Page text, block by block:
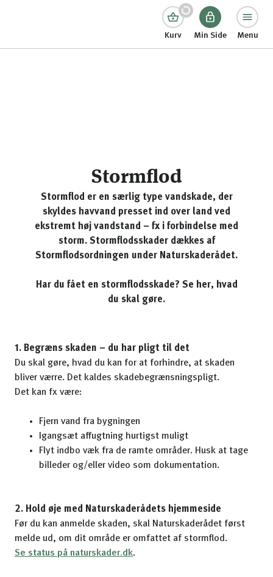
Kurv Min Side Menu
Stormflod
Stormflod er en særlig type vandskade, der
skyldes havvand presset ind over land ved
ekstremt høj vandstand – fx i forbindelse med
storm. Stormflodsskader dækkes af
Stormflodsordningen under Naturskaderådet.
Har du fået en stormflodsskade? Se her, hvad
du skal gøre.
1. Begræns skaden – du har pligt til det
Du skal gøre, hvad du kan for at forhindre, at skaden
bliver værre. Det kaldes skadebegrænsningspligt.
Det kan fx være:
Fjern vand fra bygningen
Igangsæt affugtning hurtigst muligt
Flyt indbo væk fra de ramte områder. Husk at tage
billeder og/eller video som dokumentation.
2. Hold øje med Naturskaderådets hjemmeside
Før du kan anmelde skaden, skal Naturskaderådet først
melde ud, om dit område er omfattet af stormflod.
Se status på naturskader.dk.